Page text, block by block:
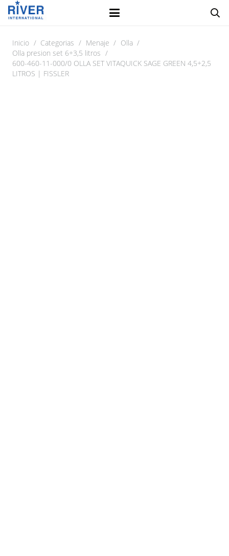
Inicio / Categorias / Menaje / Olla /
Olla presion set 6+3,5 litros /
600-460-11-000/0 OLLA SET VITAQUICK SAGE GREEN 4,5+2,5
LITROS | FISSLER